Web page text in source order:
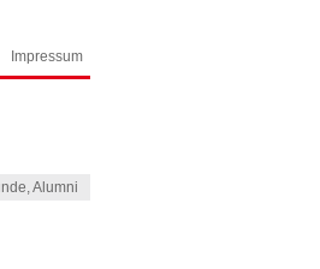
Alumni
Impressum